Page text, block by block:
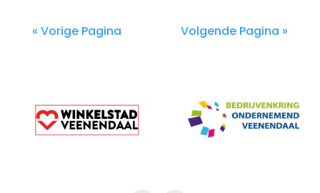
« Vorige Pagina Volgende Pagina »